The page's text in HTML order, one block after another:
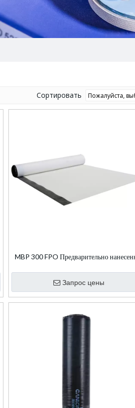
Сортировать
MBP 300 FPO Предварительно
мембрана
Запрос цены